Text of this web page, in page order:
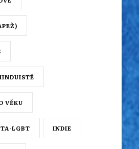
VĚKU
LGBT INDIE